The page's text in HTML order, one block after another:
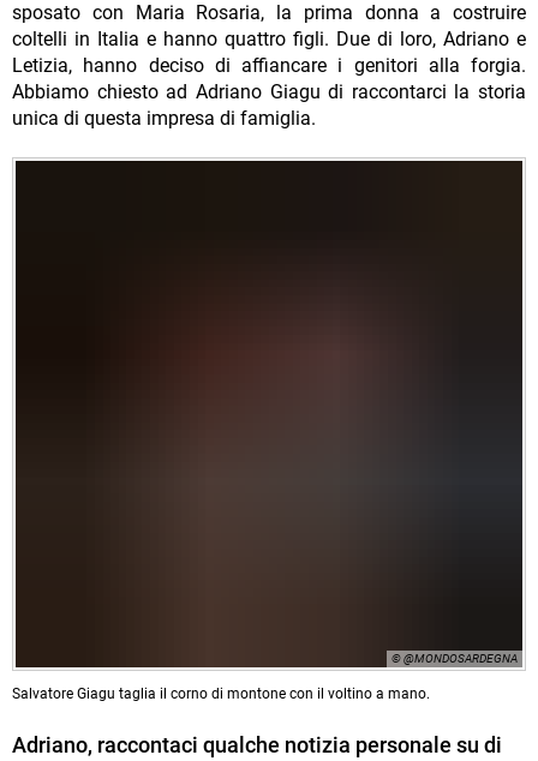
sposato con Maria Rosaria, la prima donna a costruire
coltelli in Italia e hanno quattro figli. Due di loro, Adriano e
Letizia, hanno deciso di affiancare i genitori alla forgia.
Abbiamo chiesto ad Adriano Giagu di raccontarci la storia
unica di questa impresa di famiglia.
© @MONDOSARDEGNA
Salvatore Giagu taglia il corno di montone con il voltino a mano.
Adriano, raccontaci qualche notizia personale su di